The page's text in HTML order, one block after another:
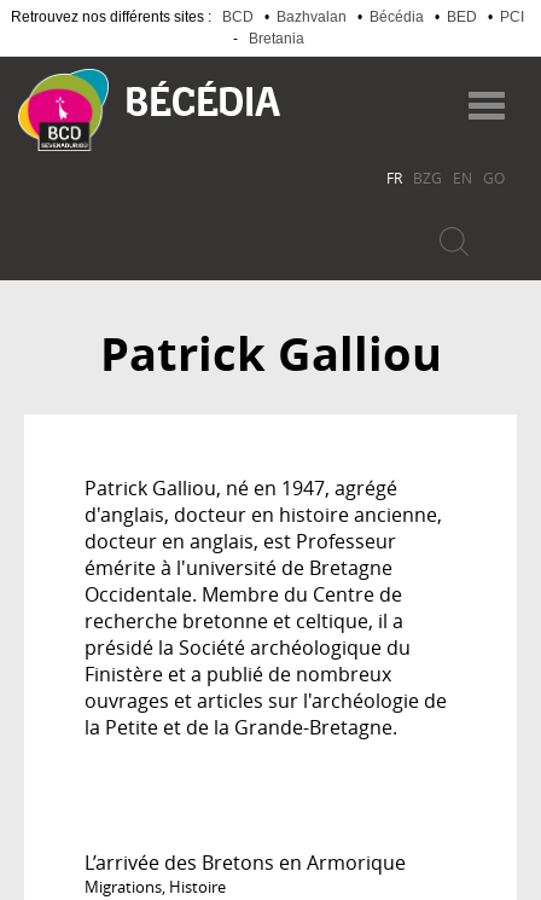
Retrouvez nos différents sites : BCD • Bazhvalan • Bécédia • BED •
PCI
-
Bretania
au
contenu
principal
FR BZG EN GO
Patrick Galliou
Patrick Galliou, né en 1947, agrégé
d'anglais, docteur en histoire ancienne,
docteur en anglais, est Professeur
émérite à l'université de Bretagne
Occidentale. Membre du Centre de
recherche bretonne et celtique, il a
présidé la Société archéologique du
Finistère et a publié de nombreux
ouvrages et articles sur l'archéologie de
la Petite et de la Grande-Bretagne.
L’arrivée des Bretons en Armorique
Migrations, Histoire